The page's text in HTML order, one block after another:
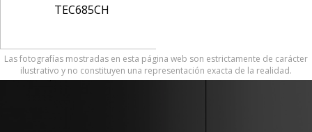
TEC685CH
Las fotografías mostradas en esta página web son estrictamente de carácter
ilustrativo y no constituyen una representación exacta de la realidad.